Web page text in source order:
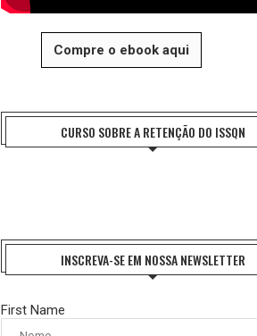
Compre o ebook aqui
CURSO SOBRE A RETENÇÃO DO ISSQN
INSCREVA-SE EM NOSSA NEWSLETTER
First Name